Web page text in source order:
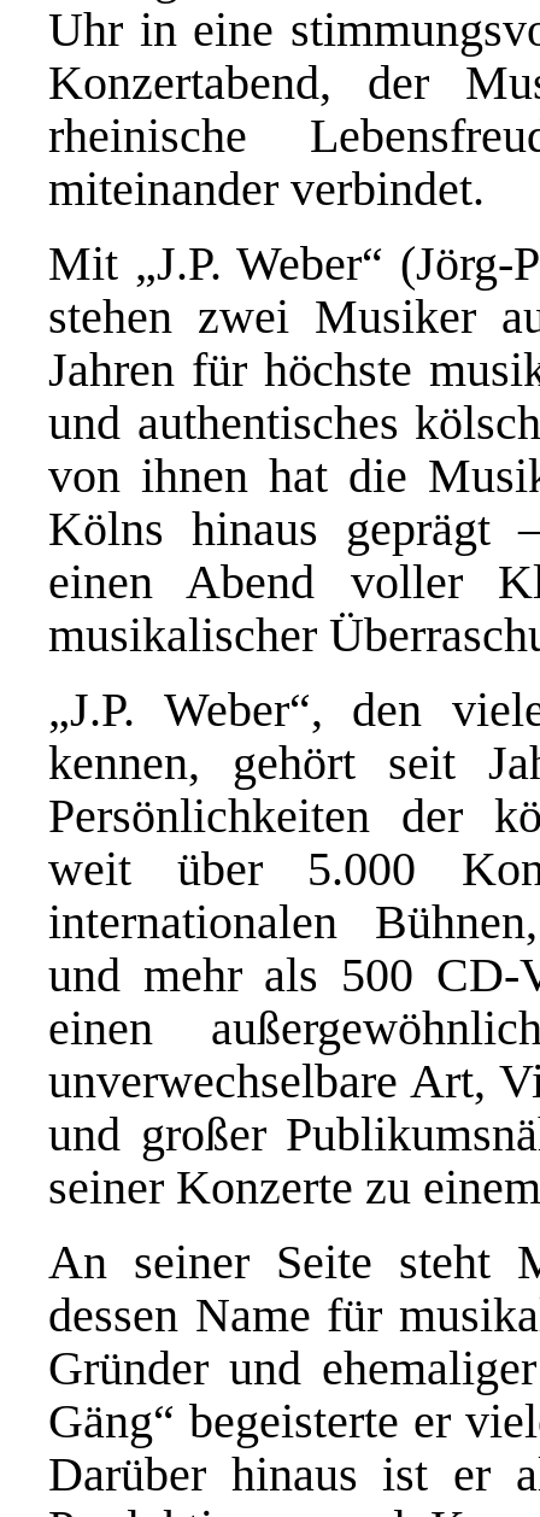
Uhr in eine
Konzertabend, der
rheinische
miteinander verbindet.
Mit „J.P. Weber“
stehen zwei Musiker
Jahren für höchste
und authentisches
von ihnen hat die
Kölns hinaus geprägt
einen Abend voller
musikalischer
„J.P. Weber“, den
kennen, gehört seit
Persönlichkeiten der
weit über 5.000
internationalen
und mehr als 500 CD-
einen
unverwechselbare Art,
und großer
seiner Konzerte zu
An seiner Seite steht
dessen Name für
Gründer und
Gäng“ begeisterte er
Darüber hinaus ist er